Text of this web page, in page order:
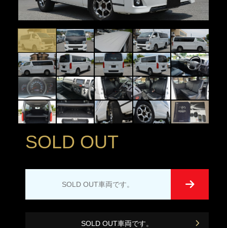
SOLD OUT
SOLD OUT車両です。
SOLD OUT車両です。